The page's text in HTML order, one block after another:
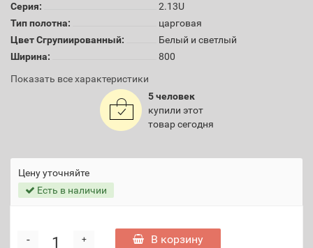
Серия:
2.13U
Тип полотна:
царговая
Цвет Сгрупиированный:
Белый и светлый
Ширина:
800
Показать все характеристики
5 человек
купили этот
товар сегодня
Цену уточняйте
Есть в наличии
+
- В корзину